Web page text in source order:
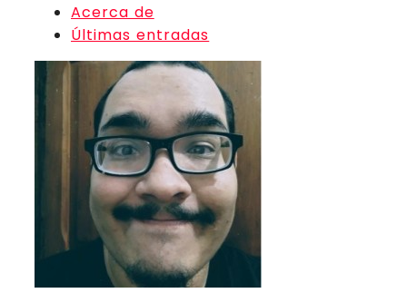
Acerca de
Últimas entradas